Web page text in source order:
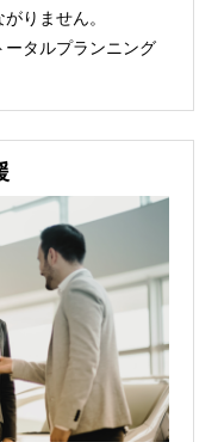
りません。
ータルプランニング